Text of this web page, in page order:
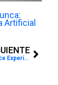
Artificial
HP Workforce Experience Platform: nuevas actualizaciones para mejorar eficiencia y experiencia de usuario